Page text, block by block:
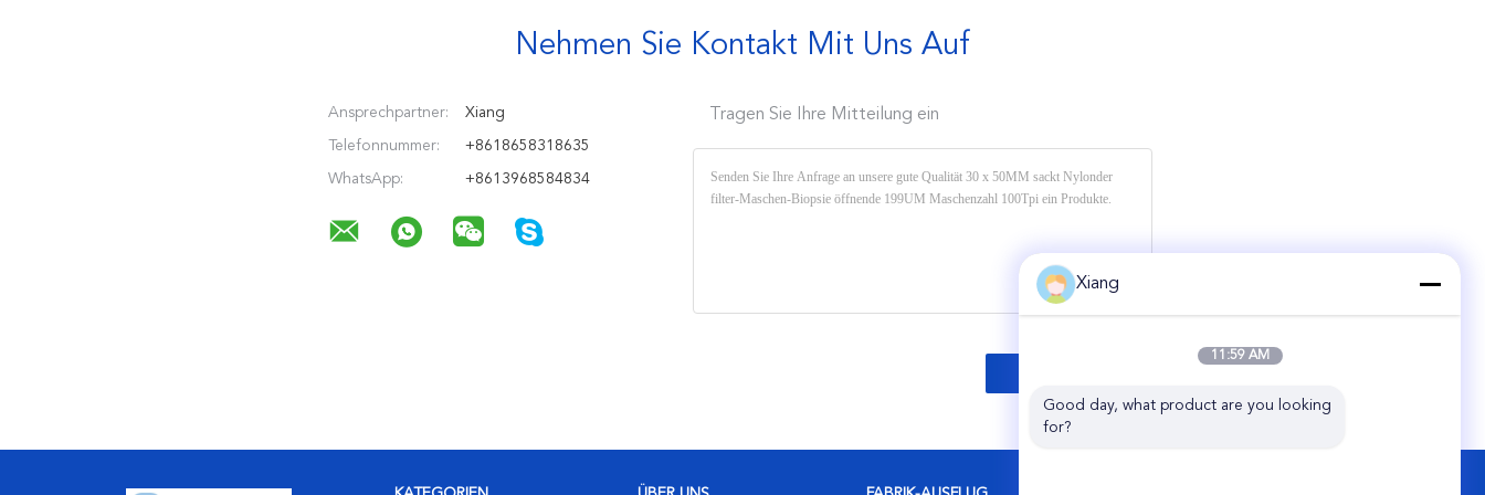
Nehmen Sie Kontakt Mit Uns Auf
Ansprechpartner: Xiang
Telefonnummer: +8618658318635
WhatsApp: +8613968584834
Tragen Sie Ihre Mitteilung ein
Xiang
11:59 AM
Good day, what product are you looking
for?